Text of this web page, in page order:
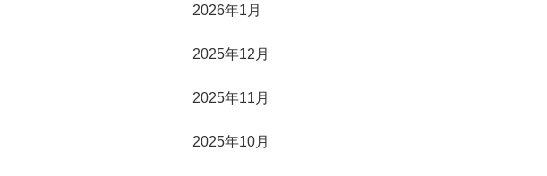
2026年1月
2025年12月
2025年11月
2025年10月